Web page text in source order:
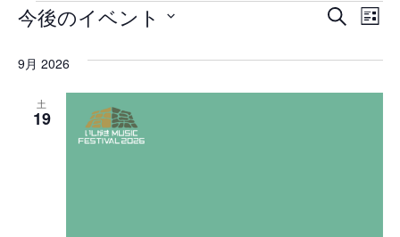
イ
ベ
ン
検索
イ
リス
今後のイベント
を
9月 2026
土
19